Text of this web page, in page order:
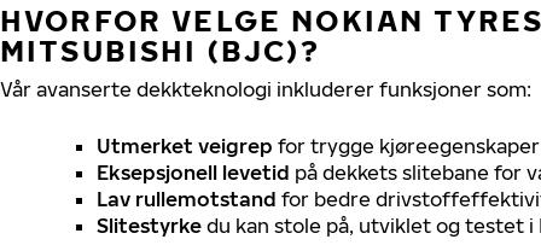
HVORFOR VELGE NOKIAN
MITSUBISHI (BJC)?
Vår avanserte dekkteknologi inkluderer funksjoner som:
Utmerket veigrep for trygge
Eksepsjonell levetid på dekkets slitebane for
Lav rullemotstand for bedre
Slitestyrke du kan stole på, utviklet og testet i